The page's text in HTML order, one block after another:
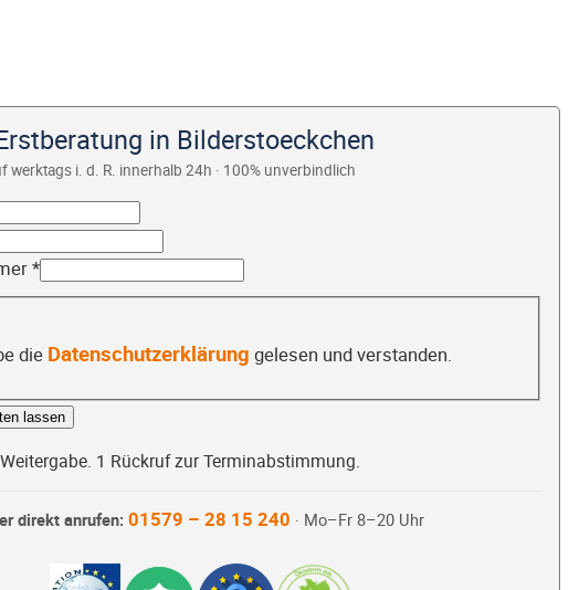
in Bilderstoeckchen
werktags i. d. R. innerhalb 24h · 100% unverbindlich
*
die Datenschutzerklärung gelesen und verstanden.
lassen
1 Rückruf zur Terminabstimmung.
direkt anrufen: 01579 – 28 15 240 · Mo–Fr 8–20 Uhr